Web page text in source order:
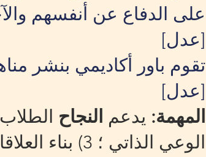
على الدفاع عن أنفسهم
[عدل]
تقوم باور أكاديمي بنشر
[عدل]
المهمة: يدعم النجاح